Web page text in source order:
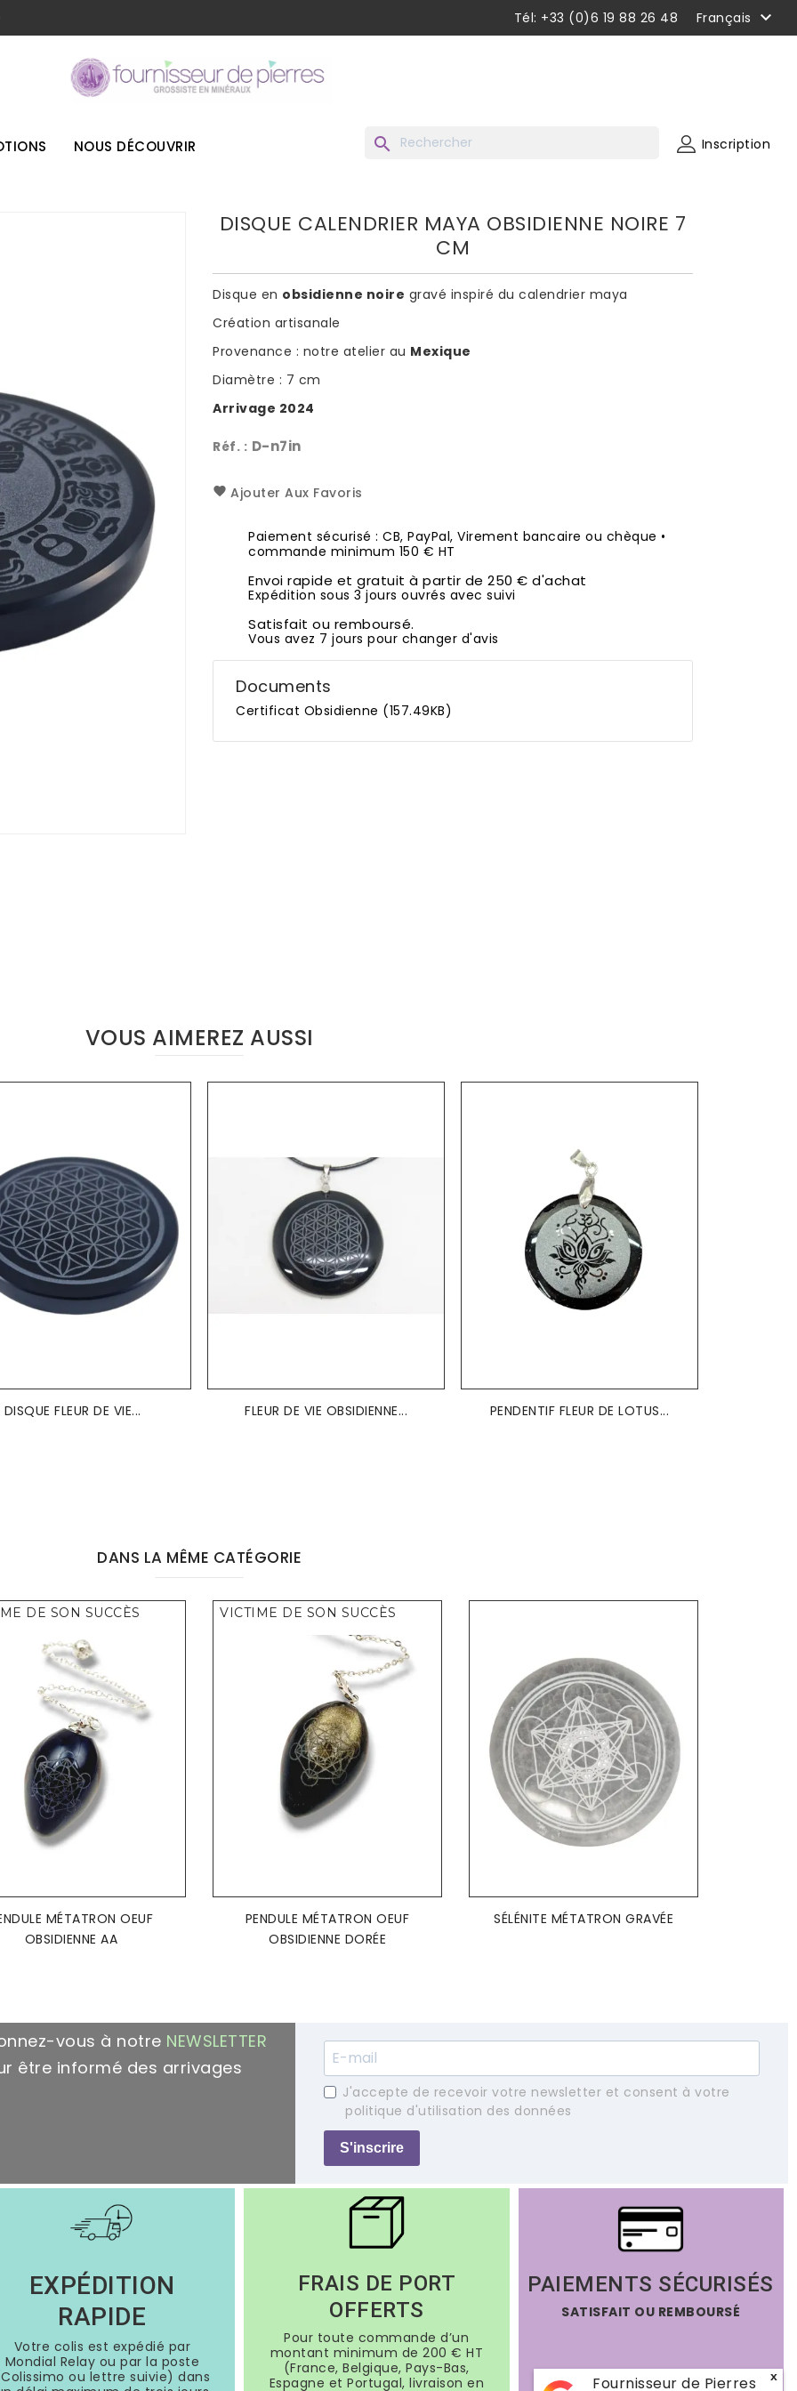
Tél: +33 (0)6 19 88 26 48 Français 
Inscription
NOUS DÉCOUVRIR search
DISQUE CALENDRIER MAYA OBSIDIENNE NOIRE 7
CM
Disque en obsidienne noire gravé inspiré du calendrier maya
Création artisanale
Provenance : notre atelier au Mexique
Diamètre : 7 cm
Arrivage 2024
Réf. : D-n7in
Ajouter Aux Favoris
Paiement sécurisé : CB, PayPal, Virement bancaire ou chèque •
commande minimum 150 € HT
Envoi rapide et gratuit à partir de 250 € d'achat
Expédition sous 3 jours ouvrés avec suivi
Satisfait ou remboursé.
Vous avez 7 jours pour changer d'avis
Documents
Certificat Obsidienne (157.49KB)
VOUS AIMEREZ AUSSI
DISQUE FLEUR DE VIE... FLEUR DE VIE OBSIDIENNE... PENDENTIF FLEUR DE LOTUS...
DANS LA MÊME CATÉGORIE
AJOUTER AU PANIER
DE SON SUCCÈS
MÉTATRON OEUF
OBSIDIENNE AA
AJOUTER AU PANIER
VICTIME DE SON SUCCÈS
PENDULE MÉTATRON OEUF
OBSIDIENNE DORÉE
 AJOUTER AU PANIER
SÉLÉNITE MÉTATRON GRAVÉE
vous à notre NEWSLETTER
être informé des arrivages
J'accepte de recevoir votre newsletter et consent à votre
politique d'utilisation des données
S'inscrire
EXPÉDITION
RAPIDE
Votre colis est expédié par
Mondial Relay ou par la poste
ou lettre suivie) dans
FRAIS DE PORT
OFFERTS
Pour toute commande d’un
montant minimum de 200 € HT
(France, Belgique, Pays-Bas,
Espagne et Portugal, livraison en
PAIEMENTS SÉCURISÉS
SATISFAIT OU REMBOURSÉ
Fournisseur de Pierres x